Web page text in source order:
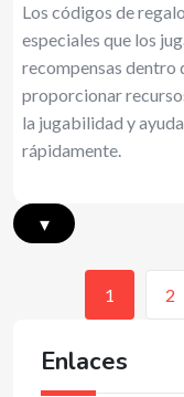
Los códigos de
especiales que los
recompensas dentro
proporcionar
la jugabilidad y
rápidamente.
▾
1 2
Enlaces